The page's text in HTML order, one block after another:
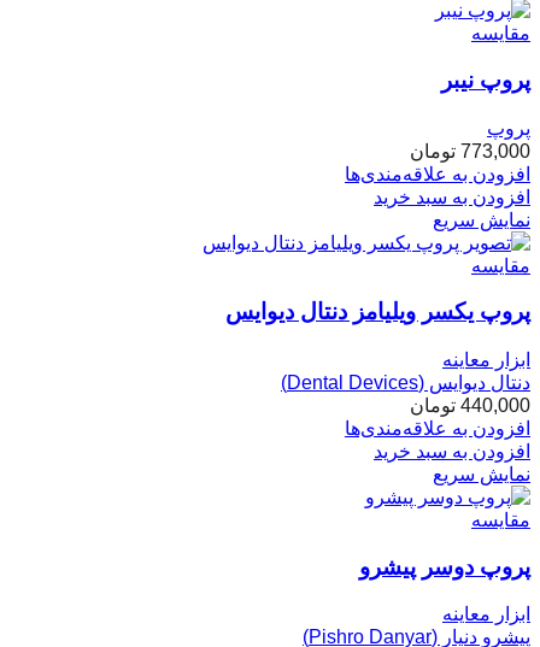
مقایسه
پروپ نیبر
پروپ
773,000 تومان
افزودن به علاقه‌مندی‌ها
افزودن به سبد خرید
نمایش سریع
مقایسه
پروپ یکسر ویلیامز دنتال دیوایس
ابزار معاینه
دنتال دیوایس (Dental Devices)
440,000 تومان
افزودن به علاقه‌مندی‌ها
افزودن به سبد خرید
نمایش سریع
مقایسه
پروپ دوسر پیشرو
ابزار معاینه
پیشرو دنیار (Pishro Danyar)